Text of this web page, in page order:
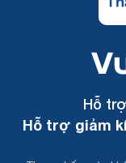
Hỗ
Hỗ trợ giảm